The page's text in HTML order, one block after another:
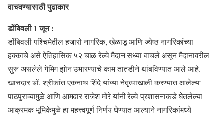
वाचवण्यासाठी पुढाकार
डोंबिवली 1 जून :
डोंबिवली पश्चिमेतील हजारो नागरिक, खेळाडू आणि ज्येष्ठ नागरिकांच्या
हक्काचे असे ऐतिहासिक ५२ चाळ रेल्वे मैदान सध्या वाचले असून मैदानावरील
सुरू असलेले गेमिंग झोन उभारण्याचे काम तातडीने थांबविण्यात आले आहे.
खासदार डॉ. श्रीकांत एकनाथ शिंदे यांच्या नेतृत्वाखाली करण्यात आलेल्या
पाठपुराव्यामुळे आणि आमदार राजेश मोरे यांनी रेल्वे प्रशासनाकडे घेतलेल्या
आक्रमक भूमिकेमुळे हा महत्त्वपूर्ण निर्णय घेण्यात आल्याने नागरिकांमध्ये